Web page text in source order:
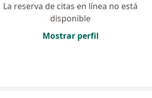
La reserva de citas en línea no está
disponible
Mostrar perfil